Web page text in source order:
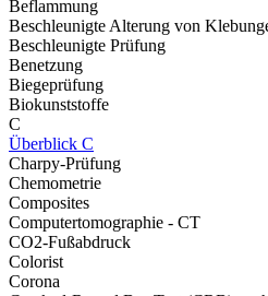
Beflammung
Beschleunigte Alterung von
Beschleunigte Prüfung
Benetzung
Biegeprüfung
Biokunststoffe
C
Überblick C
Charpy-Prüfung
Chemometrie
Composites
Computertomographie - CT
CO2-Fußabdruck
Colorist
Corona